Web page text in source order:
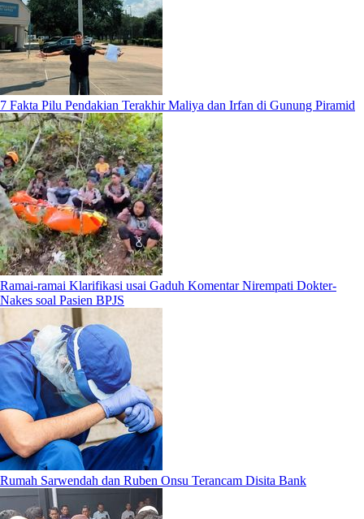
7 Fakta Pilu Pendakian Terakhir Maliya dan Irfan di Gunung Piramid
Ramai-ramai Klarifikasi usai Gaduh Komentar Nirempati Dokter-
Nakes soal Pasien BPJS
Rumah Sarwendah dan Ruben Onsu Terancam Disita Bank